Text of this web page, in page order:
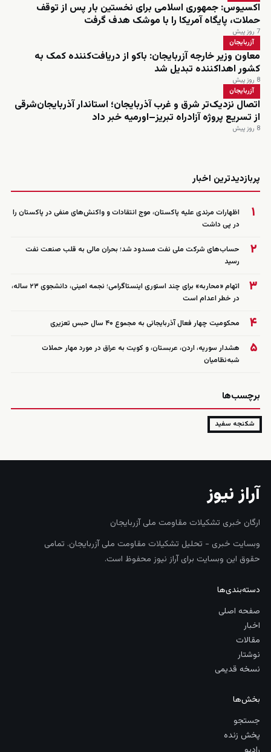
اکسیوس: جمهوری اسلامی برای نخستین بار پس از توقف
حملات، پایگاه آمریکا را با موشک هدف گرفت
7 روز پیش
آزربایجان
معاون وزیر خارجه آزربایجان: باکو از دریافت‌کننده کمک به
کشور اهداکننده تبدیل شد
8 روز پیش
آزربایجان
اتصال نزدیک‌تر شرق و غرب آذربایجان؛ استاندار آذربایجان‌شرقی
از تسریع پروژه آزادراه تبریز–اورمیه خبر داد
8 روز پیش
پربازدیدترین اخبار
۱
اظهارات مرندی علیه پاکستان، موج انتقادات و واکنش‌های منفی در پاکستان را
در پی داشت
۲
حساب‌های شرکت ملی نفت مسدود شد؛ بحران مالی به قلب صنعت نفت
رسید
۳
اتهام «محاربه» برای چند استوری اینستاگرامی؛ نجمه امینی، دانشجوی ۲۳ ساله،
در خطر اعدام است
۴ محکومیت چهار فعال آذربایجانی به مجموع ۴۰ سال حبس تعزیری
۵
هشدار سوریه، اردن، عربستان، و کویت به عراق در مورد مهار حملات
شبه‌نظامیان
برچسب‌ها
شکنجه سفید
آراز نیوز
ارگان خبری تشکیلات مقاومت ملی آزربایجان
وبسایت خبری - تحلیل تشکیلات مقاومت ملی آزربایجان. تمامی
حقوق این وبسایت برای آراز نیوز محفوظ است.
دسته‌بندی‌ها
صفحه اصلی
اخبار
مقالات
نوشتار
نسخه قدیمی
بخش‌ها
جستجو
پخش زنده